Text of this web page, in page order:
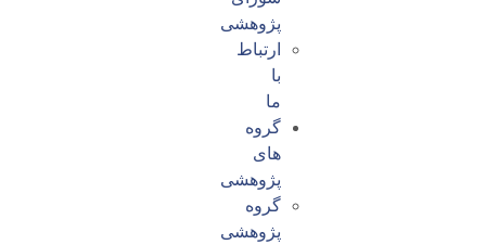
پژوهشی
ارتباط
با
ما
گروه
های
پژوهشی
گروه
پژوهشی